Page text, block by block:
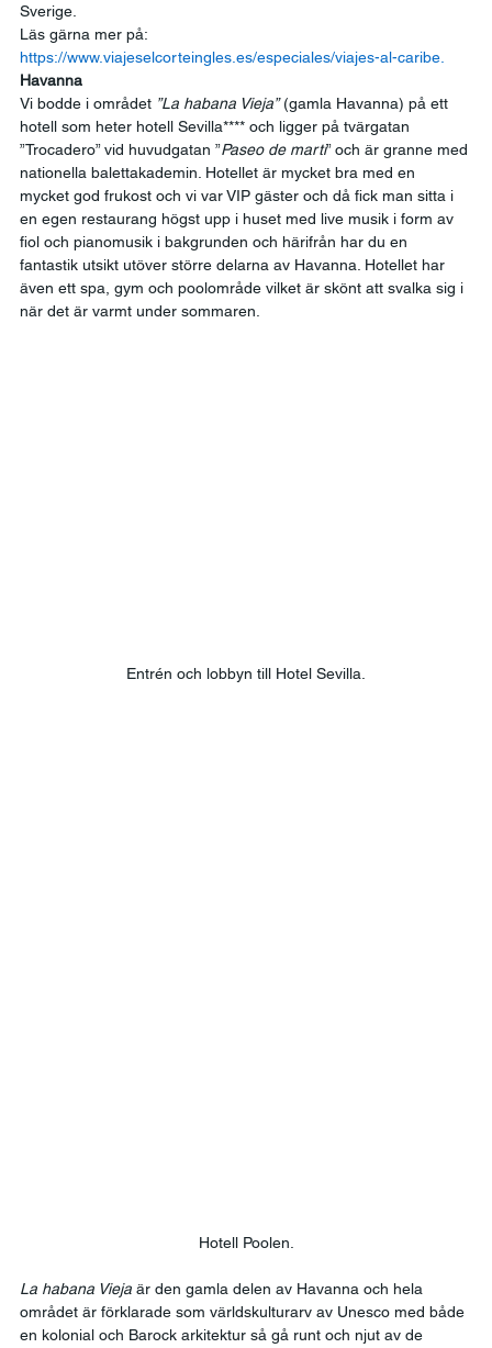
Sverige.
Läs gärna mer på:
https://www.viajeselcorteingles.es/especiales/viajes-al-caribe.
Havanna
Vi bodde i området ”La habana Vieja” (gamla Havanna) på ett
hotell som heter hotell Sevilla**** och ligger på tvärgatan
”Trocadero” vid huvudgatan ”Paseo de marti” och är granne med
nationella balettakademin. Hotellet är mycket bra med en
mycket god frukost och vi var VIP gäster och då fick man sitta i
en egen restaurang högst upp i huset med live musik i form av
fiol och pianomusik i bakgrunden och härifrån har du en
fantastik utsikt utöver större delarna av Havanna. Hotellet har
även ett spa, gym och poolområde vilket är skönt att svalka sig i
när det är varmt under sommaren.
Entrén och lobbyn till Hotel Sevilla.
Hotell Poolen.
La habana Vieja är den gamla delen av Havanna och hela
området är förklarade som världskulturarv av Unesco med både
en kolonial och Barock arkitektur så gå runt och njut av de